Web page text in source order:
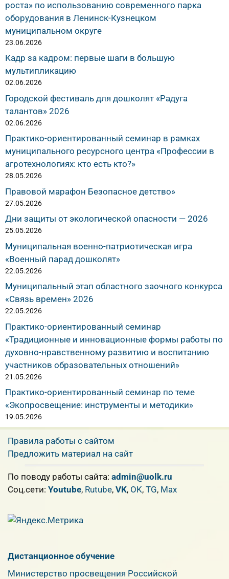
роста» по использованию современного парка
оборудования в Ленинск-Кузнецком
муниципальном округе
23.06.2026
Кадр за кадром: первые шаги в большую
мультипликацию
02.06.2026
Городской фестиваль для дошколят «Радуга
талантов» 2026
02.06.2026
Практико-ориентированный семинар в рамках
муниципального ресурсного центра «Профессии в
агротехнологиях: кто есть кто?»
28.05.2026
Правовой марафон Безопасное детство»
27.05.2026
Дни защиты от экологической опасности — 2026
25.05.2026
Муниципальная военно-патриотическая игра
«Военный парад дошколят»
22.05.2026
Муниципальный этап областного заочного конкурса
«Связь времен» 2026
22.05.2026
Практико-ориентированный семинар
«Традиционные и инновационные формы работы по
духовно-нравственному развитию и воспитанию
участников образовательных отношений»
21.05.2026
Практико-ориентированный семинар по теме
«Экопросвещение: инструменты и методики»
19.05.2026
Правила работы с сайтом
Предложить материал на сайт
По поводу работы сайта: admin@uolk.ru
Cоц.сети: Youtube, Rutube, VK, OK, TG, Max
Дистанционное обучение
Министерство просвещения Российской